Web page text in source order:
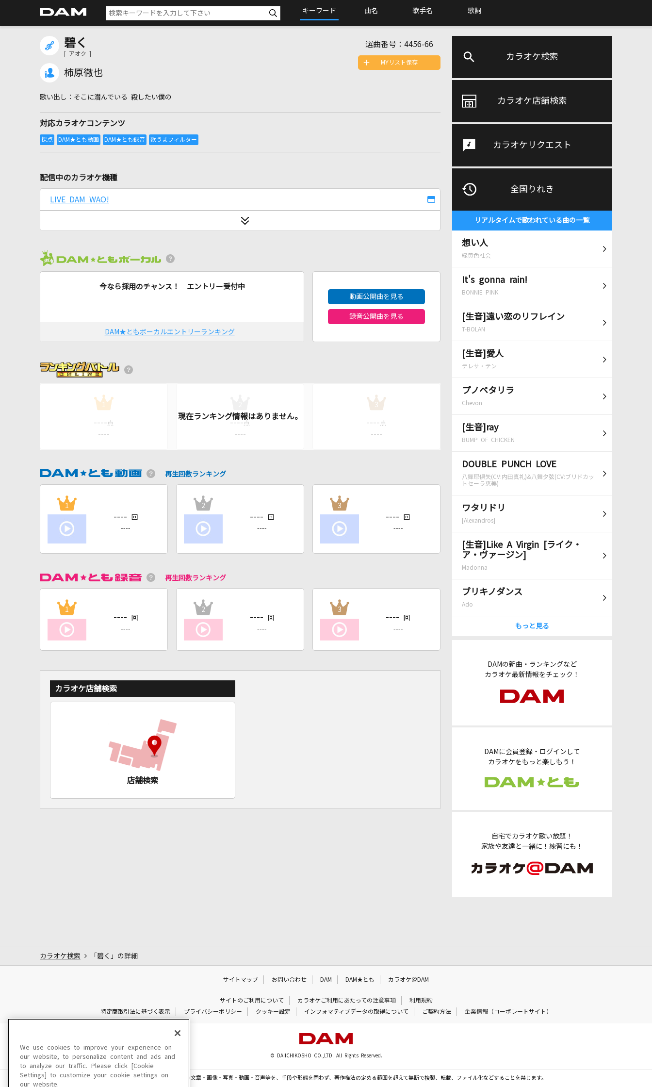
キーワード 曲名 歌手名 歌詞
カラオケ検索
カラオケ店舗検索
カラオケリクエスト
全国りれき
リアルタイムで歌われている曲の一覧
想い人
緑黄色社会
It's gonna rain!
BONNIE PINK
[生音]遠い恋のリフレイン
T-BOLAN
[生音]愛人
テレサ・テン
プノペタリラ
Chevon
[生音]ray
BUMP OF CHICKEN
DOUBLE PUNCH LOVE
八舞耶倶矢(CV:内田真礼)&八舞夕弦(CV:ブリドカッ
トセーラ恵美)
ワタリドリ
[Alexandros]
[生音]Like A Virgin [ライク・
ア・ヴァージン]
Madonna
ブリキノダンス
Ado
もっと見る
DAMの新曲・ランキングなど
カラオケ最新情報をチェック！
DAMに会員登録・ログインして
カラオケをもっと楽しもう！
自宅でカラオケ歌い放題！
家族や友達と一緒に！練習にも！
碧く
[ アオク ]
柿原徹也
選曲番号： 4456-66
そこに潜んでいる 殺したい僕の
対応カラオケコンテンツ
MYリスト保存
配信中のカラオケ機種
LIVE DAM WAO!
今なら採用のチャンス！ エントリー受付中
DAM★ともボーカルエントリーランキング
動画公開曲を見る
録音公開曲を見る
1
---- 点
----
---- 点
----
3
---- 点
----
再生回数ランキング
1
---- 回
----
2
---- 回
----
3
---- 回
----
再生回数ランキング
1
---- 回
----
2
---- 回
----
3
---- 回
----
カラオケ店舗検索
店舗検索
カラオケ検索 「碧く」の詳細
サイトマップ お問い合わせ DAM DAM★とも カラオケ＠DAM
サイトのご利用について カラオケご利用にあたっての注意事項
利用規約
特定商取引法に基づく表示
プライバシーポリシー クッキー設定 インフォマティブデータの取得について ご契約方法 企業情報（コーポレートサイト）
© DAIICHIKOSHO CO.,LTD. All Rights Reserved.
このサイトに掲載されている一切の文章・画像・写真・動画・音声等を、手段や形態を問わず、著作権法の定める範囲を超えて無断で複製、転載、ファイル化などすることを禁じます。
We use cookies to improve your experience on
our website, to personalize content and ads and
to analyze our traffic. Please click [Cookie
Settings] to customize your cookie settings on
our website.